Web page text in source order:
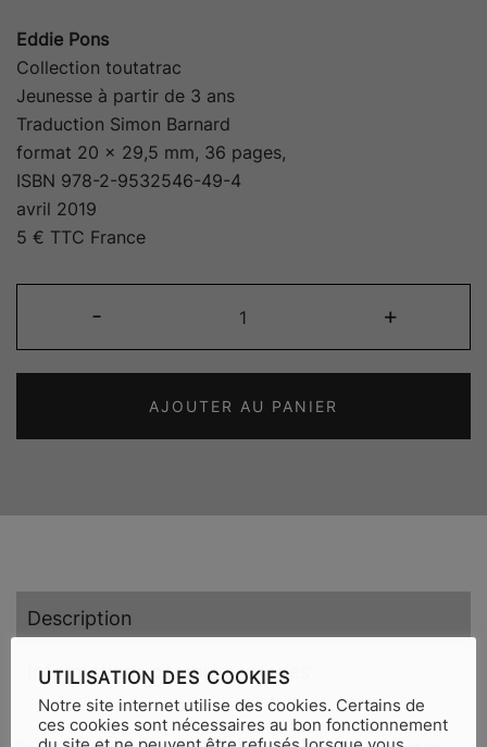
Eddie Pons
Collection toutatrac
Jeunesse à partir de 3 ans
Traduction Simon Barnard
format 20 x 29,5 mm, 36 pages,
ISBN 978-2-9532546-49-4
avril 2019
5 € TTC France
-
le
Pont
+
AJOUTER AU PANIER
Description
Informations complémentaires
UTILISATION DES COOKIES
Notre site internet utilise des cookies. Certains de
ces cookies sont nécessaires au bon fonctionnement